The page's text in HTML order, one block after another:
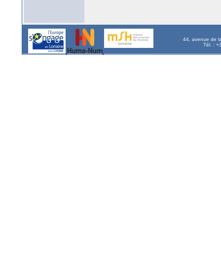
44, avenue de
Tél. :